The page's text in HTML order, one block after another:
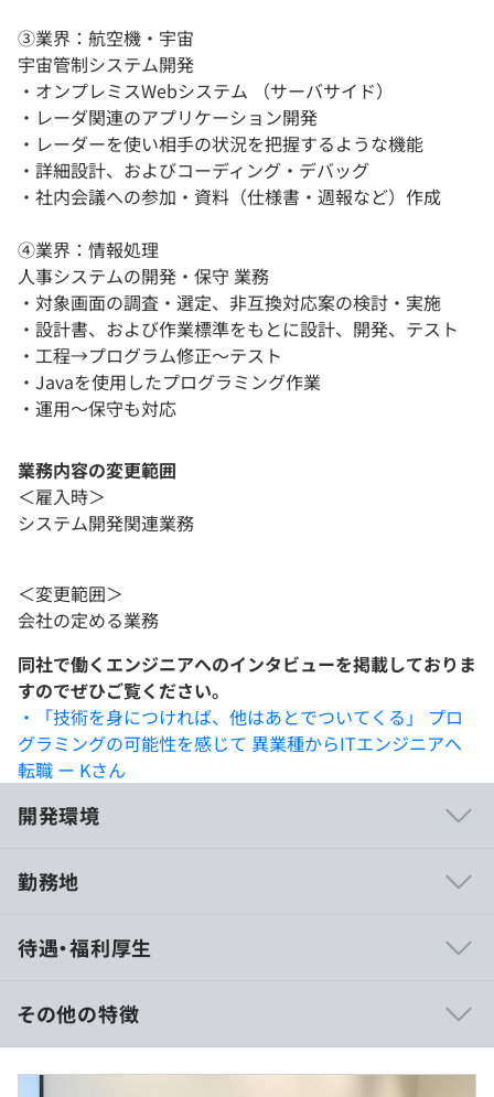
③業界：航空機・宇宙
宇宙管制システム開発
・オンプレミスWebシステム （サーバサイド）
・レーダ関連のアプリケーション開発
・レーダーを使い相手の状況を把握するような機能
・詳細設計、およびコーディング・デバッグ
・社内会議への参加・資料（仕様書・週報など）作成
④業界：情報処理
人事システムの開発・保守 業務
・対象画面の調査・選定、非互換対応案の検討・実施
・設計書、および作業標準をもとに設計、開発、テスト
・工程→プログラム修正〜テスト
・Javaを使用したプログラミング作業
・運用〜保守も対応
業務内容の変更範囲
＜雇入時＞
システム開発関連業務
＜変更範囲＞
会社の定める業務
同社で働くエンジニアへのインタビューを掲載しておりま
すのでぜひご覧ください。
・「技術を身につければ、他はあとでついてくる」 プロ
グラミングの可能性を感じて 異業種からITエンジニアへ
転職 ー Kさん
開発環境
当社は大手メーカー向けに技術者研修をおこなうほど、先
スキルアップ研修に加え、PM研修やプレゼン研修など
100以上のプログラムを通じて、技術力だけでなく、役割
を広げる力も磨けます。
明確な評価制度のもと、エンジニア・スペシャリスト・マ
勤務地
待遇・福利厚生
＜月給制の場合＞
■賃金形態：月給制
その他の特徴